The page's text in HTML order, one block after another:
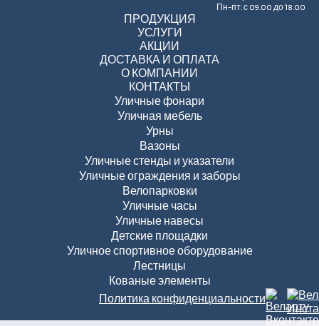
Пн-пт: с 09.00 до 18.00
ПРОДУКЦИЯ
УСЛУГИ
АКЦИИ
ДОСТАВКА И ОПЛАТА
О КОМПАНИИ
КОНТАКТЫ
Уличные фонари
Уличная мебель
Урны
Вазоны
Уличные стенды и указатели
Уличные ограждения и заборы
Велопарковки
Уличные часы
Уличные навесы
Детские площадки
Уличное спортивное оборудование
Лестницы
Кованые элементы
Политика конфиденциальности